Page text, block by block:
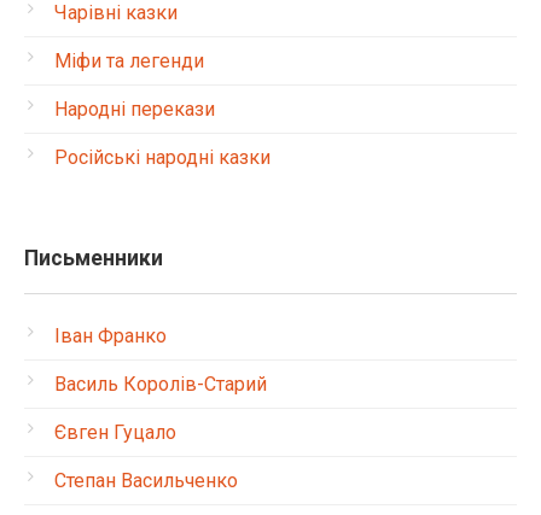
Чарівні казки
Міфи та легенди
Народні перекази
Російські народні казки
Письменники
Іван Франко
Василь Королів-Старий
Євген Гуцало
Степан Васильченко